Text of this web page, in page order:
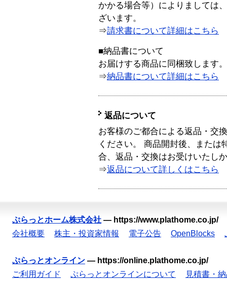
かかる場合等）によりましては
ざいます。
⇒請求書について詳細はこちら
■納品書について
お届けする商品に同梱致します。
⇒納品書について詳細はこちら
返品について
お客様のご都合による返品・交
ください。 商品開封後、または
合、返品・交換はお受けいたし
⇒返品について詳しくはこちら
ぷらっとホーム株式会社 — https://www.plathome.co.jp/
会社概要
株主・投資家情報 電子公告 OpenBlocks
ぷらっとオンライン — https://online.plathome.co.jp/
ご利用ガイド
ぷらっとオンラインについて 見積書・